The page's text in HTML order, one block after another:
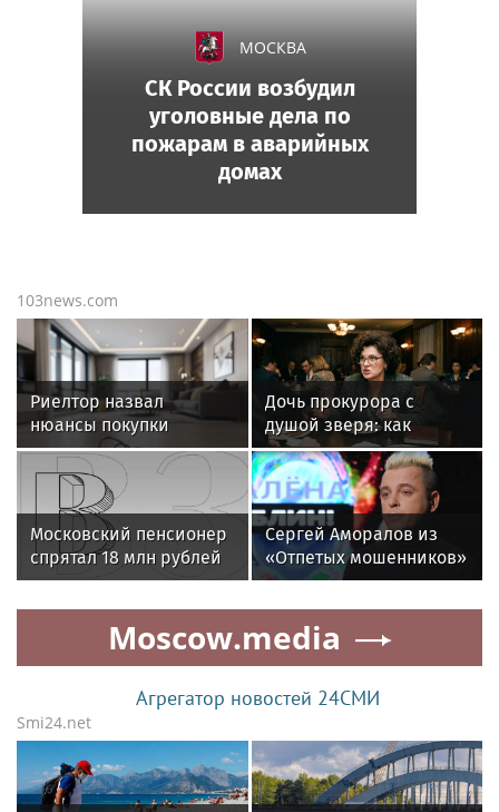
103news.com
Риелтор назвал
нюансы покупки
квартиры без
первоначального
взноса
Дочь прокурора с
душой зверя: как
«Мама» заливала
Москву кровью ради
денег
Московский пенсионер
спрятал 18 млн рублей
для мошенников в
духовке
Сергей Аморалов из
«Отпетых мошенников»
поставил памятник на
могиле жены
Moscow.media
Агрегатор новостей 24СМИ
Smi24.net
МОСКВА
СК России возбудил
уголовные дела по
пожарам в аварийных
домах